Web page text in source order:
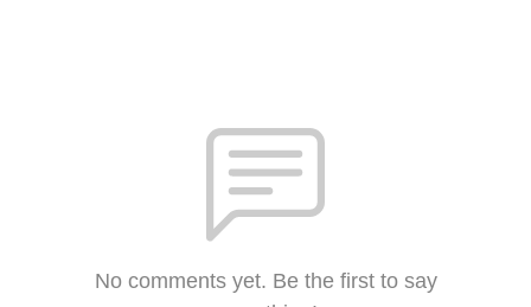
No comments yet. Be the first to say